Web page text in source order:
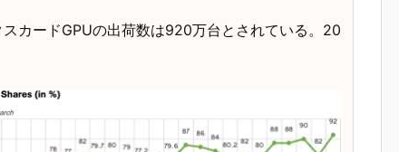
カードGPUの出荷数は920万台とされている。20